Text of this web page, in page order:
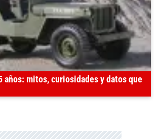
años: mitos, curiosidades y datos que